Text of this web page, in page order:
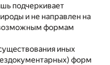
подчеркивает
и не направлен на
формам
иных
форм